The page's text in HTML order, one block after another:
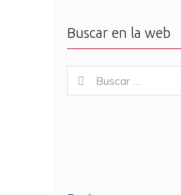
Buscar en la web
for:
Buscar